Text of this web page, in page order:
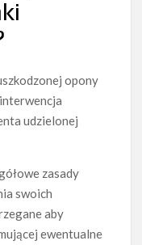
opony
udzielonej
zasady
swoich
aby
ewentualne